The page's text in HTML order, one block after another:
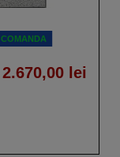
2.670,00 lei